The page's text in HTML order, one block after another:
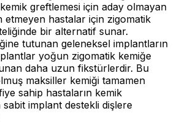
greftlemesi için aday olmayan
etmeyen hastalar için zigomatik
bir alternatif sunar.
tutunan geleneksel implantların
yoğun zigomatik kemiğe
daha uzun fikstürlerdir. Bu
maksiller kemiği tamamen
sahip hastaların kemik
implant destekli dişlere